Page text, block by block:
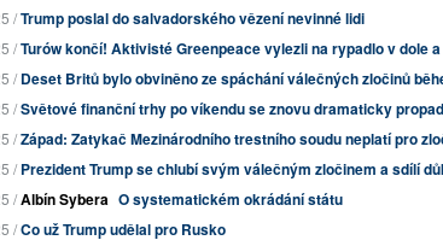
/Trump poslal do salvadorského vězení nevinné lidi
/Turów končí! Aktivisté Greenpeace vylezli na rypadlo v dole a
/Deset Britů bylo obviněno ze spáchání válečných zločinů
/Světové finanční trhy po víkendu se znovu dramaticky
/Západ: Zatykač Mezinárodního trestního soudu neplatí pro
/Prezident Trump se chlubí svým válečným zločinem a sdílí
/Albín Sybera O systematickém okrádání státu
/Co už Trump udělal pro Rusko